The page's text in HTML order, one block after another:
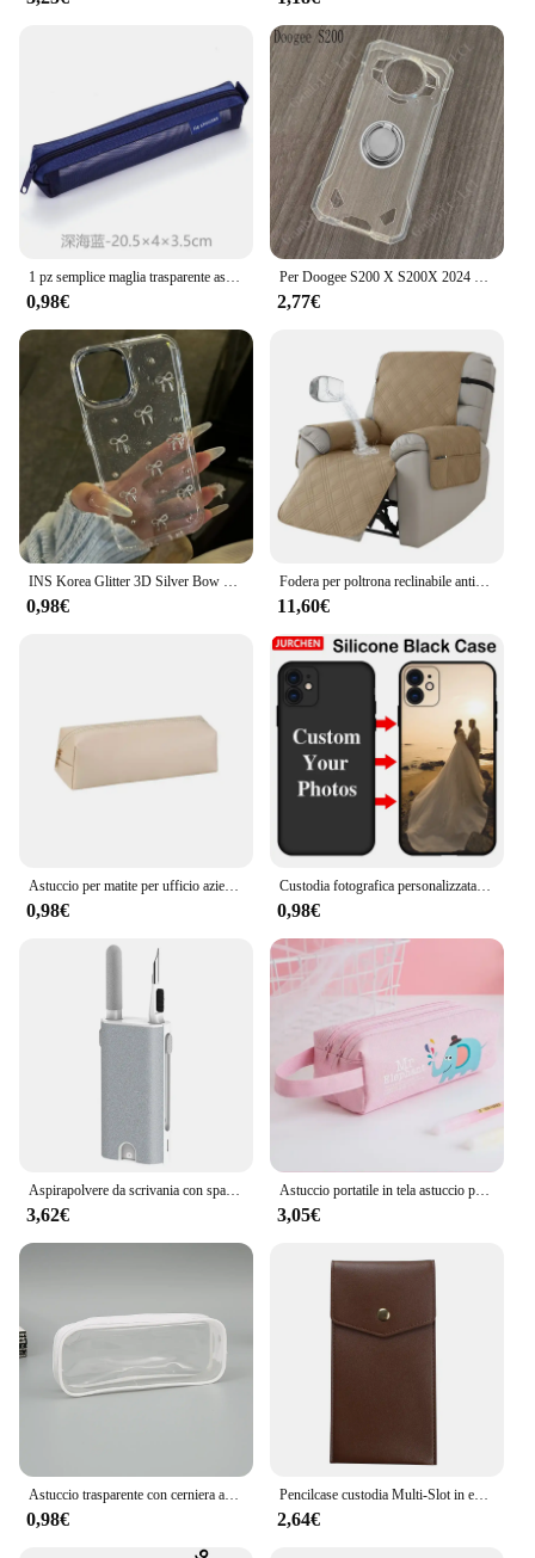
Understanding the needs of vendors and suppliers,
our custodia animali sets are available at wholesale
prices, making them an attractive option for
resellers. The variety of designs and sizes ensures
that you can cater to a wide range of tastes and
preferences. Whether you're looking to stock up for
a retail store or provide unique gifts for your
customers, these cases are an excellent choice. With
their affordable pricing and high-quality
construction, they are sure to be a hit with anyone
who appreciates both functionality and fun.
1 pz semplice maglia trasparente astuccio per matite borsa per penne custodia con cerniera portatile mini carino materiale scolastico per ufficio di cancelleria
0,98€
Per Doogee S200 X S200X 2024 6.72 "DoogeeS200 Anello posteriore Staffa di supporto Custodia per telefono Smartphone TPU Custodia morbida in silicone
2,77€
INS Korea Glitter 3D Silver Bow Beads custodia per telefono per iPhone 16 15 14 13 12 11 Pro Max 7 8 Plus X XS Cover trasparente per ragazza con guscio epossidico
0,98€
Fodera per poltrona reclinabile antiscivolo a 1 posto, tinta unita, impermeabile, fodera per poltrona, cuscino per divano relax per soggiorno, casa
11,60€
Astuccio per matite per ufficio aziendale semplice portapenne con cerniera per studenti con incisione iniziale su pennello sacchetto di immagazzinaggio cosmetico
0,98€
Custodia fotografica personalizzata per iPhone 16 15 14 13 12 11 Pro 16Pro Max Mini 8 7 6 6S Plus Custodia in plastica di vetro in pelle trasparente in silicone
0,98€
Aspirapolvere da scrivania con spazzola pulita spazzola per la pulizia della rimozione della polvere da tavolo portatile ricarica USB aspirapolvere da tavolo Mini aspirapolvere
3,62€
Astuccio portatile in tela astuccio per materiale scolastico borsa per matite a doppio strato borsa per penne per studenti astuccio per penne carino borsa per cancelleria per bambini
3,05€
Astuccio trasparente con cerniera astuccio per penne in stile semplice astuccio per penne di grande capacità per studenti materiale stazionario per scuola e ufficio
0,98€
Pencilcase custodia Multi-Slot in ecopelle di grande capacità-Organizer per cancelleria in puro colore/custodia protettiva per penna
2,64€